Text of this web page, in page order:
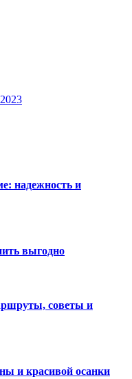
надежность и
выгодно
советы и
и красивой осанки